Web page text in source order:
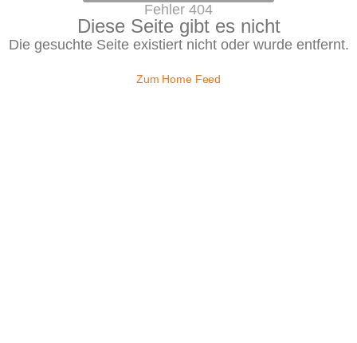
Fehler 404
Diese Seite gibt es nicht
Die gesuchte Seite existiert nicht oder wurde entfernt.
Zum Home Feed